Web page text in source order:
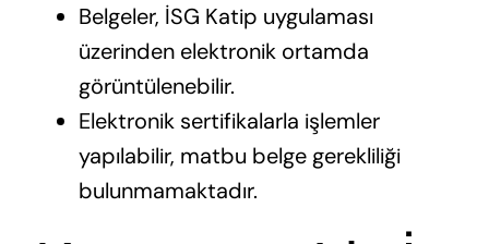
Belgeler, İSG Katip uygulaması
üzerinden elektronik ortamda
görüntülenebilir.
Elektronik sertifikalarla işlemler
yapılabilir, matbu belge gerekliliği
bulunmamaktadır.